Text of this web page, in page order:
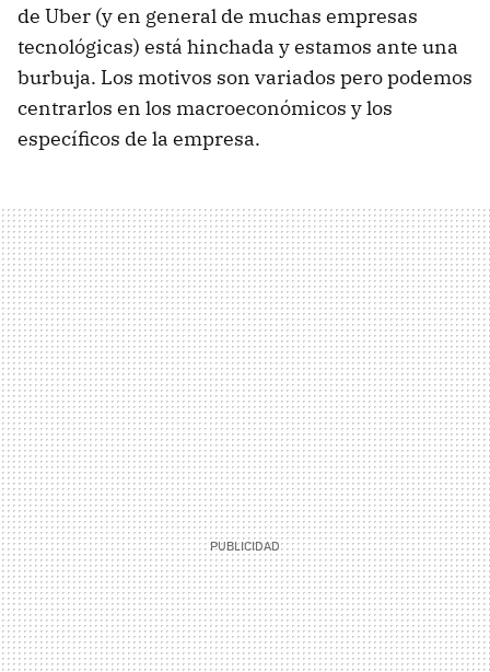
de Uber (y en general de muchas empresas
tecnológicas) está hinchada y estamos ante una
burbuja. Los motivos son variados pero podemos
centrarlos en los macroeconómicos y los
específicos de la empresa.